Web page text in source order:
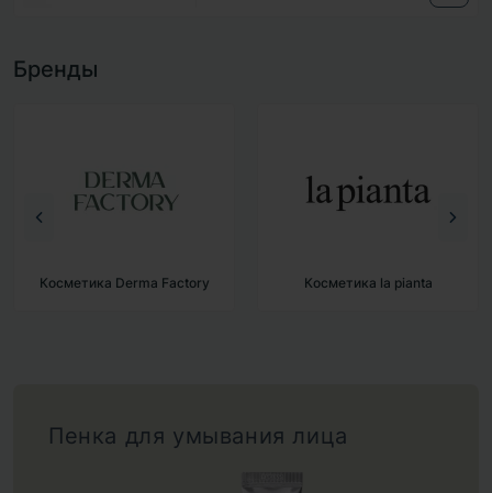
Бренды
Косметика Derma Factory Косметика la pianta
Пенка для умывания лица